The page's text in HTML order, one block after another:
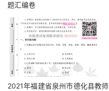
题汇编卷
2021年福建省泉州市德化县教师